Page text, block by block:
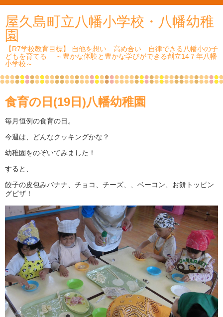
屋久島町立八幡小学校・八幡幼稚
園
【R7学校教育目標】 自他を想い 高め合い 自律できる八幡小の子
どもを育てる ～豊かな体験と豊かな学びができる創立14７年八幡
小学校～
食育の日(19日)八幡幼稚園
毎月恒例の食育の日。
今週は、どんなクッキングかな？
幼稚園をのぞいてみました！
すると、
餃子の皮包みバナナ、チョコ、チーズ、、ベーコン、お餅トッピン
グピザ！